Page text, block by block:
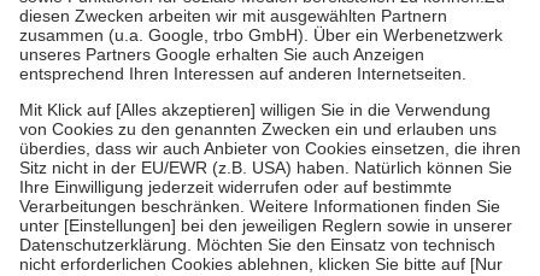
Zuzahlung zehn Prozent der Kosten sowie zehn Euro je
Verordnung.
Um das Engagement der Versicherten für ihre eigene Gesundheit zu
stärken und die besondere Stellung der Familie zu unterstützen,
fallenkeine Zuzahlungenan bei:
• Kindern und Jugendlichen bis zum vollendeten 18. Lebensjahr
mit Ausnahme der Fahrkosten
• Untersuchungen zur Vorsorge und Früherkennung, die von der
GKV getragen werden
• empfohlenen Schutzimpfungen
• Harn- und Blutteststreifen